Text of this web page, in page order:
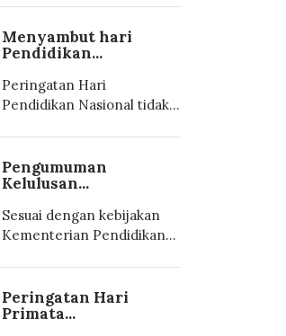
Menyambut hari
Pendidikan...
Peringatan Hari
Pendidikan Nasional tidak...
Pengumuman
Kelulusan...
Sesuai dengan kebijakan
Kementerian Pendidikan...
Peringatan Hari
Primata...